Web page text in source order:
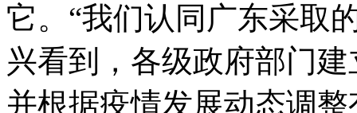
它。“我们认同广东采取
兴看到，各级政府部门
并根据疫情发展动态调